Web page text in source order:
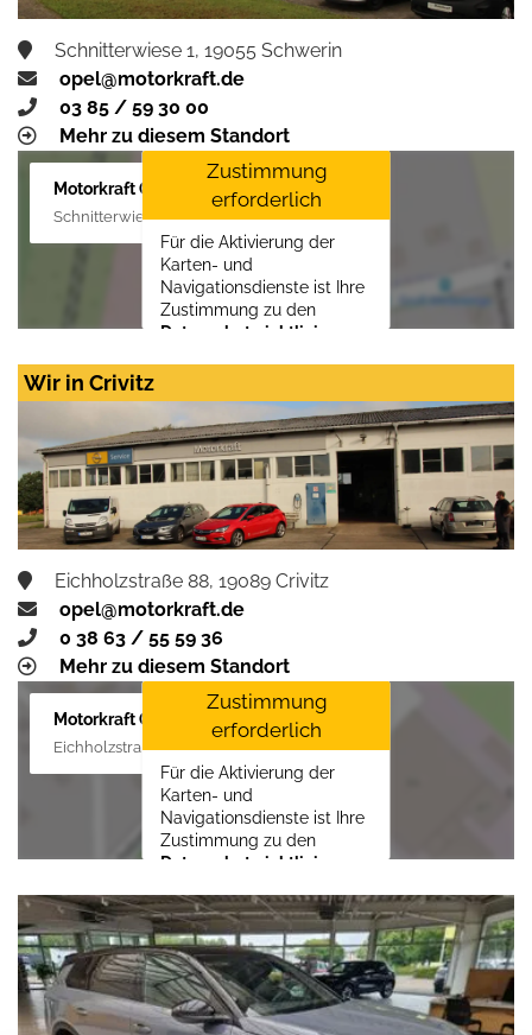
Schnitterwiese 1, 19055 Schwerin
opel@motorkraft.de
03 85 / 59 30 00
Mehr zu diesem Standort
Motorkraft GmbH
Schnitterwiese 1, 19055 Schwerin
Zustimmung
erforderlich
Für die Aktivierung der
Karten- und
Navigationsdienste ist Ihre
Zustimmung zu den
Datenschutzrichtlinien
Zustimmen und
aktivieren
Wir in Crivitz
Eichholzstraße 88, 19089 Crivitz
opel@motorkraft.de
0 38 63 / 55 59 36
Mehr zu diesem Standort
Motorkraft GmbH
Eichholzstraße 88, 19089 Crivitz
Zustimmung
erforderlich
Für die Aktivierung der
Karten- und
Navigationsdienste ist Ihre
Zustimmung zu den
Datenschutzrichtlinien
LLCerforderlich.
Zustimmen und
aktivieren